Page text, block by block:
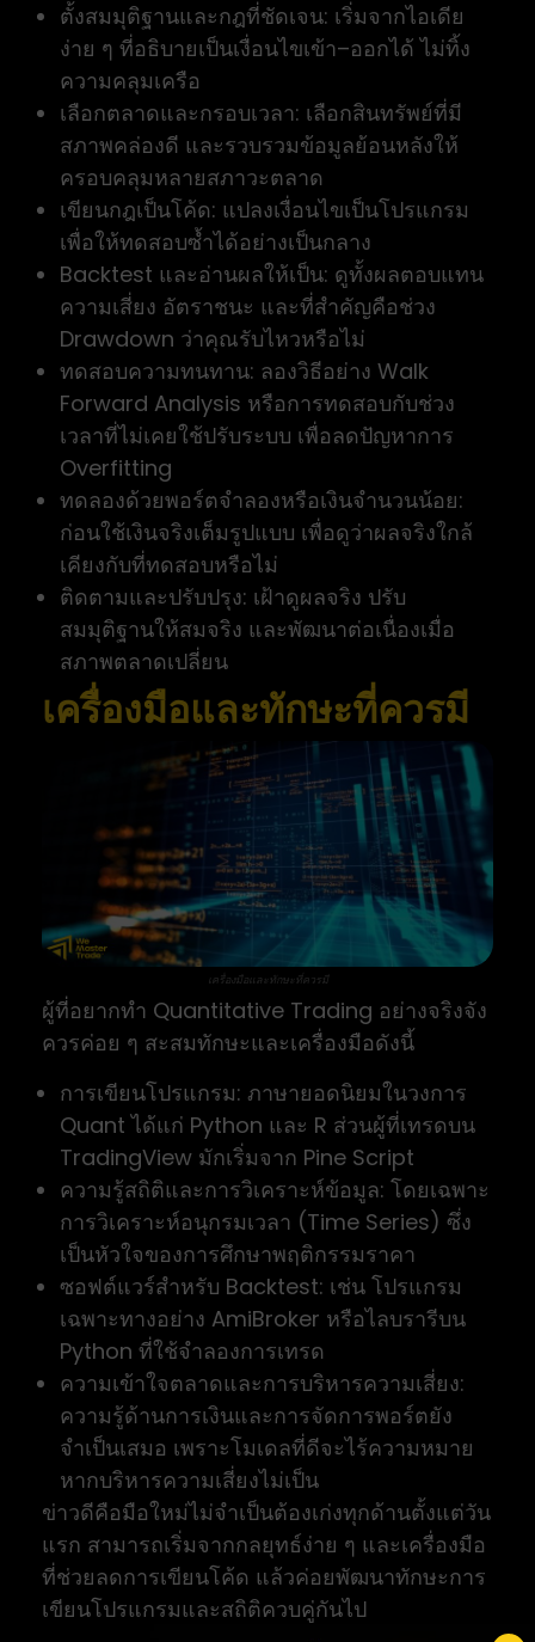
ตั้งสมมุติฐานและกฎที่ชัดเจน: เริ่มจากไอเดีย
ง่าย ๆ ที่อธิบายเป็นเงื่อนไขเข้า–ออกได้ ไม่ทิ้ง
ความคลุมเครือ
เลือกตลาดและกรอบเวลา: เลือกสินทรัพย์ที่มี
สภาพคล่องดี และรวบรวมข้อมูลย้อนหลังให้
ครอบคลุมหลายสภาวะตลาด
เขียนกฎเป็นโค้ด: แปลงเงื่อนไขเป็นโปรแกรม
เพื่อให้ทดสอบซ้ำได้อย่างเป็นกลาง
Backtest และอ่านผลให้เป็น: ดูทั้งผลตอบแทน
ความเสี่ยง อัตราชนะ และที่สำคัญคือช่วง
Drawdown ว่าคุณรับไหวหรือไม่
ทดสอบความทนทาน: ลองวิธีอย่าง Walk
Forward Analysis หรือการทดสอบกับช่วง
เวลาที่ไม่เคยใช้ปรับระบบ เพื่อลดปัญหาการ
Overfitting
ทดลองด้วยพอร์ตจำลองหรือเงินจำนวนน้อย:
ก่อนใช้เงินจริงเต็มรูปแบบ เพื่อดูว่าผลจริงใกล้
เคียงกับที่ทดสอบหรือไม่
ติดตามและปรับปรุง: เฝ้าดูผลจริง ปรับ
สมมุติฐานให้สมจริง และพัฒนาต่อเนื่องเมื่อ
สภาพตลาดเปลี่ยน
เครื่องมือและทักษะที่ควรมี
เครื่องมือและทักษะที่ควรมี
ผู้ที่อยากทำ Quantitative Trading อย่างจริงจัง
ควรค่อย ๆ สะสมทักษะและเครื่องมือดังนี้
การเขียนโปรแกรม: ภาษายอดนิยมในวงการ
Quant ได้แก่ Python และ R ส่วนผู้ที่เทรดบน
TradingView มักเริ่มจาก Pine Script
ความรู้สถิติและการวิเคราะห์ข้อมูล: โดยเฉพาะ
การวิเคราะห์อนุกรมเวลา (Time Series) ซึ่ง
เป็นหัวใจของการศึกษาพฤติกรรมราคา
ซอฟต์แวร์สำหรับ Backtest: เช่น โปรแกรม
เฉพาะทางอย่าง AmiBroker หรือไลบรารีบน
Python ที่ใช้จำลองการเทรด
ความเข้าใจตลาดและการบริหารความเสี่ยง:
ความรู้ด้านการเงินและการจัดการพอร์ตยัง
จำเป็นเสมอ เพราะโมเดลที่ดีจะไร้ความหมาย
หากบริหารความเสี่ยงไม่เป็น
ข่าวดีคือมือใหม่ไม่จำเป็นต้องเก่งทุกด้านตั้งแต่วัน
แรก สามารถเริ่มจากกลยุทธ์ง่าย ๆ และเครื่องมือ
ที่ช่วยลดการเขียนโค้ด แล้วค่อยพัฒนาทักษะการ
เขียนโปรแกรมและสถิติควบคู่กันไป